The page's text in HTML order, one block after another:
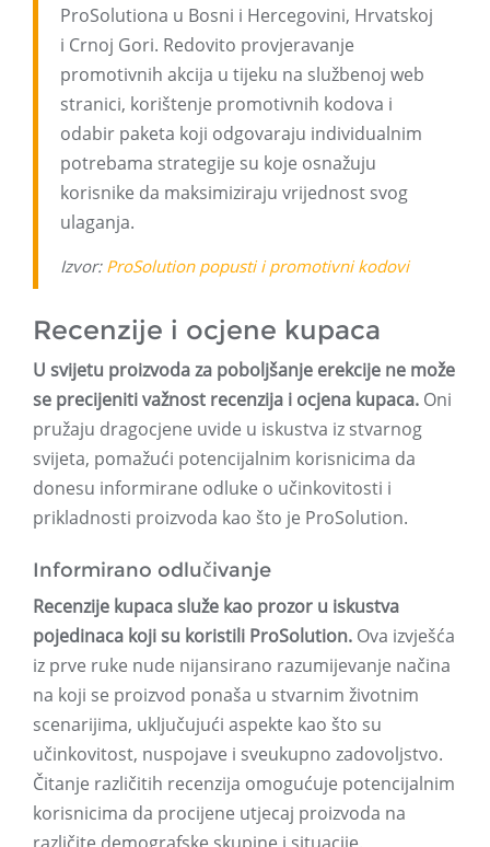
ProSolutiona u Bosni i Hercegovini, Hrvatskoj
i Crnoj Gori. Redovito provjeravanje
promotivnih akcija u tijeku na službenoj web
stranici, korištenje promotivnih kodova i
odabir paketa koji odgovaraju individualnim
potrebama strategije su koje osnažuju
korisnike da maksimiziraju vrijednost svog
ulaganja.
Izvor: ProSolution popusti i promotivni kodovi
Recenzije i ocjene kupaca
U svijetu proizvoda za poboljšanje erekcije ne može
se precijeniti važnost recenzija i ocjena kupaca. Oni
pružaju dragocjene uvide u iskustva iz stvarnog
svijeta, pomažući potencijalnim korisnicima da
donesu informirane odluke o učinkovitosti i
prikladnosti proizvoda kao što je ProSolution.
Informirano odlučivanje
Recenzije kupaca služe kao prozor u iskustva
pojedinaca koji su koristili ProSolution. Ova izvješća
iz prve ruke nude nijansirano razumijevanje načina
na koji se proizvod ponaša u stvarnim životnim
scenarijima, uključujući aspekte kao što su
učinkovitost, nuspojave i sveukupno zadovoljstvo.
Čitanje različitih recenzija omogućuje potencijalnim
korisnicima da procijene utjecaj proizvoda na